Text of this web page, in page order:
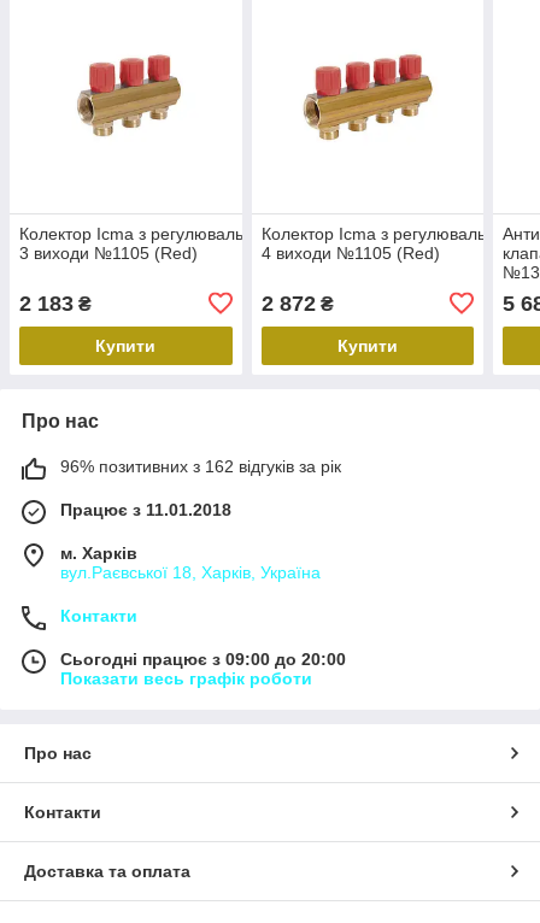
Колектор Icma з регулювальними вентилями 1"
3 виходи №1105 (Red)
2 183 ₴
Купити
Колектор Icma з регулювальними
4 виходи №1105 (Red)
2 872₴
Купити
5
Про нас
96% позитивних з 162 відгуків за рік
Працює з 11.01.2018
м. Харків
вул.Раєвської 18, Харків, Україна
Контакти
Сьогодні працює з 09:00 до 20:00
Показати весь графік роботи
Про нас
Контакти
Доставка та оплата